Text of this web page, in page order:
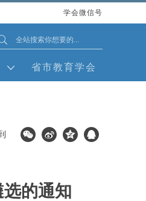
学会微信号
省市教育学会
的通知